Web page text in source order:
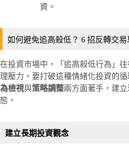
資。
如何避免追高殺低？ 6 招反轉交易
在投資市場中，「追高殺低行為」
理壓力。要打破這種情緒化投資的
為檢視與策略調整兩方面著手，建
態。
建立長期投資觀念